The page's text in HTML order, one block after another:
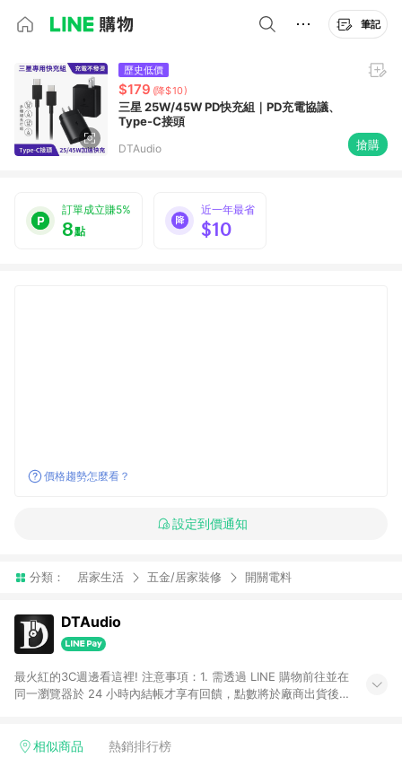
筆記
歷史低價
$179 (降$10)
三星 25W/45W PD快充組｜PD充電協議、
Type-C接頭
DTAudio 搶購
訂單成立賺5%
8點
近一年最省
$10
價格趨勢怎麼看？
設定到價通知
分類： 居家生活 五金/居家裝修 開關電料
DTAudio
最火紅的3C週邊看這裡! 注意事項：1. 需透過 LINE 購物前往並在
同一瀏覽器於 24 小時內結帳才享有回饋，點數將於廠商出貨後
相似商品 熱銷排行榜